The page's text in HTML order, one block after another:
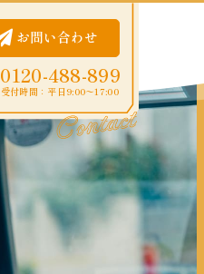
お問い合わせ
0120-488-899
受付時間：平日9:00〜17:00